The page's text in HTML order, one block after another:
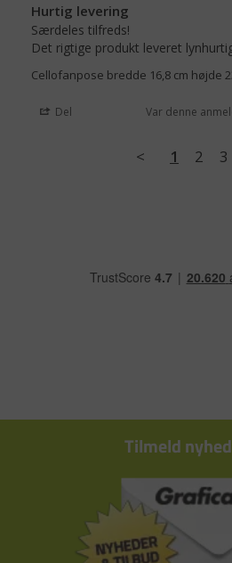
Hurtig levering
Særdeles tilfreds!
Det rigtige produkt leveret
Cellofanpose bredde 16,8 cm højde
Del Var denne
< 1 2 3
Tilmeld